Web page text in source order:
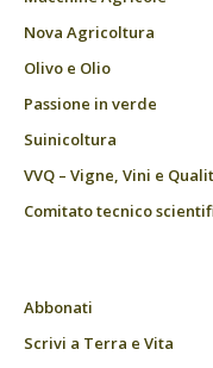
Nova Agricoltura
Olivo e Olio
Passione in verde
Suinicoltura
VVQ – Vigne, Vini e
Comitato tecnico
Abbonati
Scrivi a Terra e Vita